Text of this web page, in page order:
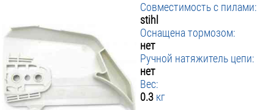
Совместимость с пилами:
stihl
Оснащена тормозом:
нет
Ручной натяжитель цепи:
нет
Вес:
0.3 кг